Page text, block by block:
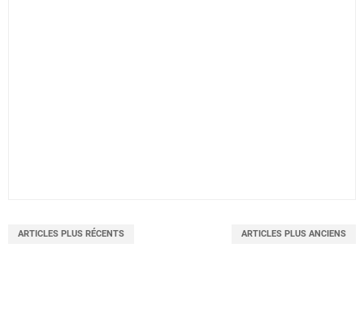
ARTICLES PLUS RÉCENTS ARTICLES PLUS ANCIENS